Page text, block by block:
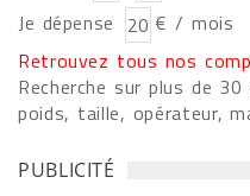
Je dépense
€ / mois
Retrouvez tous nos
Recherche sur plus de
poids, taille, opérateur,
PUBLICITÉ